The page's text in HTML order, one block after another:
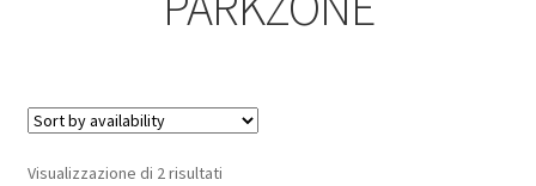
Visualizzazione di 2 risultati